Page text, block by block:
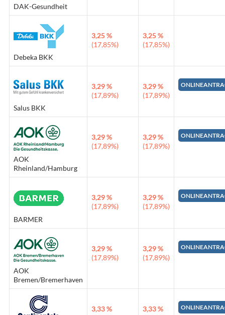
DAK-Gesundheit
Debeka BKK
3,25 %
(17,85%)
3,25 %
(17,85%)
Salus BKK
3,29 %
(17,89%)
3,29 %
(17,89%)
AOK
Rheinland/Hamburg
3,29 %
(17,89%)
3,29 %
(17,89%)
BARMER
3,29 %
(17,89%)
3,29 %
(17,89%)
AOK
Bremen/Bremerhaven
3,29 %
(17,89%)
3,29 %
(17,89%)
3,33 %
3,33 %